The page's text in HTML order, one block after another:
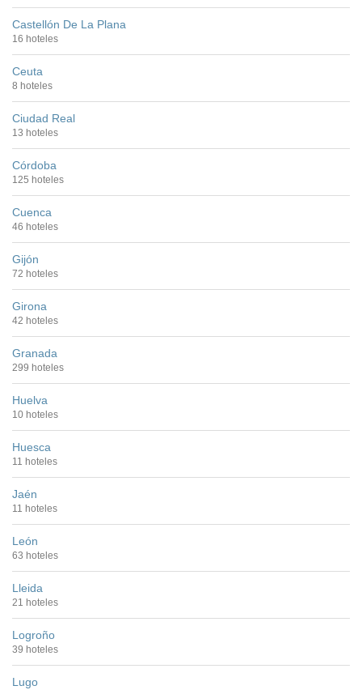
Castellón De La Plana
16 hoteles
Ceuta
8 hoteles
Ciudad Real
13 hoteles
Córdoba
125 hoteles
Cuenca
46 hoteles
Gijón
72 hoteles
Girona
42 hoteles
Granada
299 hoteles
Huelva
10 hoteles
Huesca
11 hoteles
Jaén
11 hoteles
León
63 hoteles
Lleida
21 hoteles
Logroño
39 hoteles
Lugo